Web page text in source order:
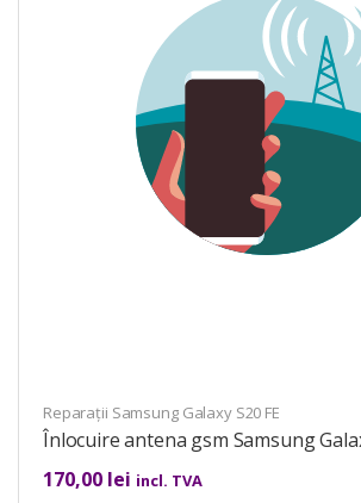
Reparații Samsung Galaxy S20 FE
Înlocuire antena gsm Samsung
170,00 lei incl. TVA